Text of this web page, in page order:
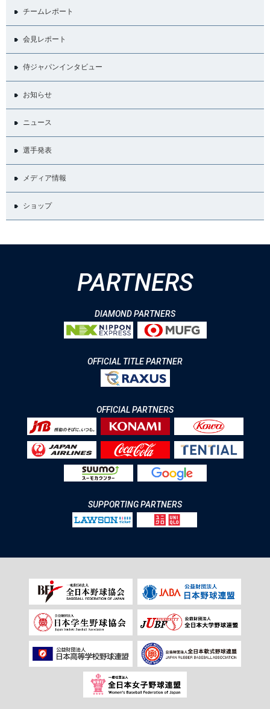
チームレポート
会見レポート
侍ジャパンインタビュー
お知らせ
ニュース
選手発表
メディア情報
ショップ
PARTNERS
DIAMOND PARTNERS
OFFICIAL TITLE PARTNER
OFFICIAL PARTNERS
SUPPORTING PARTNERS